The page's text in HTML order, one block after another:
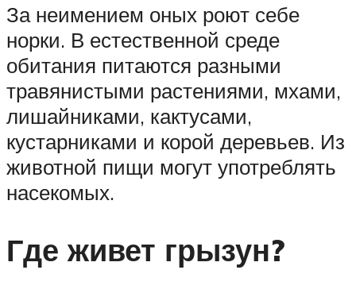
За неимением оных роют себе
норки. В естественной среде
обитания питаются разными
травянистыми растениями, мхами,
лишайниками, кактусами,
кустарниками и корой деревьев. Из
животной пищи могут употреблять
насекомых.
Где живет грызун?